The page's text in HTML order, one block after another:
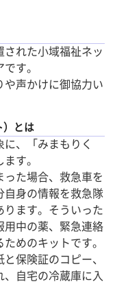
れた小域福祉ネッ
す。
声かけに御協力い
）とは
、「みまもりく
す。
た場合、救急車を
自身の情報を救急隊
ります。そういった
用中の薬、緊急連絡
めのキットです。
保険証のコピー、
自宅の冷蔵庫に入